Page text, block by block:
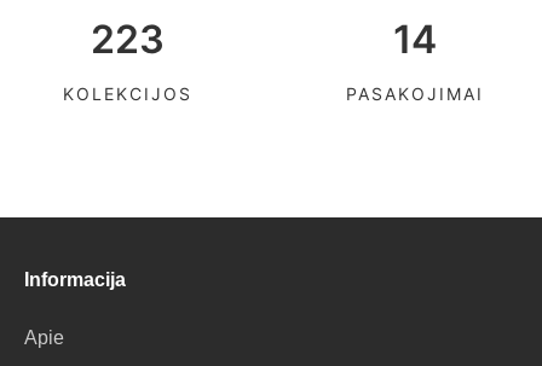
223
KOLEKCIJOS
14
PASAKOJIMAI
Informacija
Apie